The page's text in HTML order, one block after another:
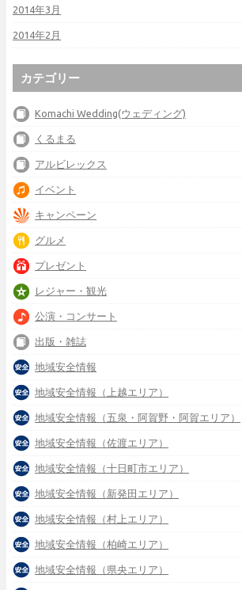
2014年3月
2014年2月
カテゴリー
Komachi Wedding(ウェディング)
くるまる
アルビレックス
イベント
キャンペーン
グルメ
プレゼント
レジャー・観光
公演・コンサート
出版・雑誌
地域安全情報
地域安全情報（上越エリア）
地域安全情報（五泉・阿賀野・阿賀エリア）
地域安全情報（佐渡エリア）
地域安全情報（十日町市エリア）
地域安全情報（新発田エリア）
地域安全情報（村上エリア）
地域安全情報（柏崎エリア）
地域安全情報（県央エリア）